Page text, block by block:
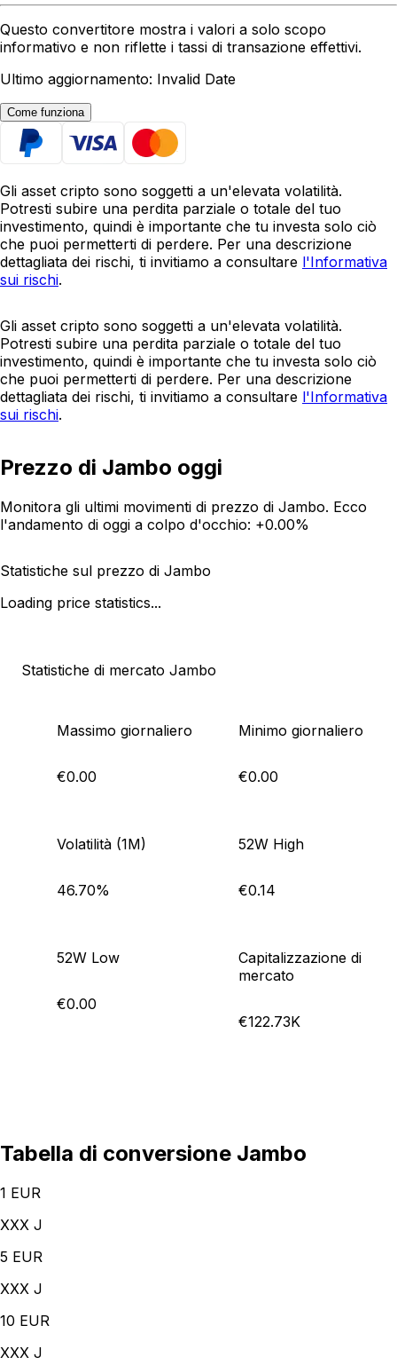
Questo convertitore mostra i valori a solo scopo
informativo e non riflette i tassi di transazione effettivi.
Ultimo aggiornamento: Invalid Date
Come funziona
Gli asset cripto sono soggetti a un'elevata volatilità.
Potresti subire una perdita parziale o totale del tuo
investimento, quindi è importante che tu investa solo ciò
che puoi permetterti di perdere. Per una descrizione
dettagliata dei rischi, ti invitiamo a consultare l'Informativa
sui rischi.
Gli asset cripto sono soggetti a un'elevata volatilità.
Potresti subire una perdita parziale o totale del tuo
investimento, quindi è importante che tu investa solo ciò
che puoi permetterti di perdere. Per una descrizione
dettagliata dei rischi, ti invitiamo a consultare l'Informativa
sui rischi.
Prezzo di Jambo oggi
Monitora gli ultimi movimenti di prezzo di Jambo. Ecco
l'andamento di oggi a colpo d'occhio: +0.00%
Statistiche sul prezzo di Jambo
Loading price statistics...
Statistiche di mercato Jambo
Massimo giornaliero
€0.00
Minimo giornaliero
€0.00
Volatilità (1M)
46.70%
52W High
€0.14
52W Low
€0.00
Capitalizzazione di
mercato
€122.73K
Tabella di conversione Jambo
1 EUR
XXX J
5 EUR
XXX J
10 EUR
XXX J